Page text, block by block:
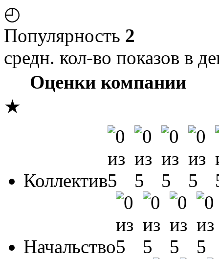
◴
Популярность 2
средн. кол-во показов в
Оценки компании
★
Коллектив
Начальство